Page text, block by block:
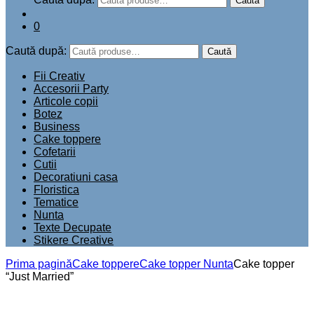
0
Caută după: Caută
Fii Creativ
Accesorii Party
Articole copii
Botez
Business
Cake toppere
Cofetarii
Cutii
Decoratiuni casa
Floristica
Tematice
Nunta
Texte Decupate
Stikere Creative
Prima paginăCake toppereCake topper NuntaCake topper
“Just Married”